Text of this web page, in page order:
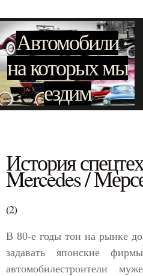
Автомобили
на которых мы
ездим
История
Mercedes /
(2)
В 80-е годы тон на рынке
задавать японские
автомобилестроители